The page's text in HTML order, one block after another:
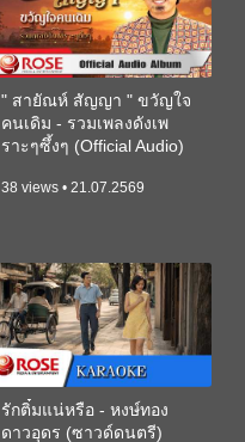
" สายัณห์ สัญญา " ขวัญใจ
คนเดิม - รวมเพลงดังเพ
ราะๆซึ้งๆ (Official Audio)
38 views • 21.07.2569
รักติ๋มแน่หรือ - หงษ์ทอง
ดาวอุดร (ซาวด์ดนตรี)